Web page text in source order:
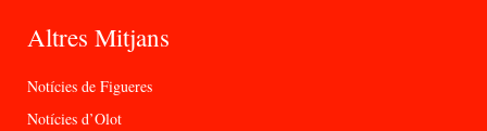
Altres Mitjans
Notícies de Figueres
Notícies d’Olot